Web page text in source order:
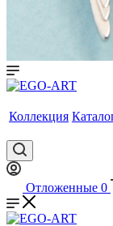
Коллекция
Отложенные 0